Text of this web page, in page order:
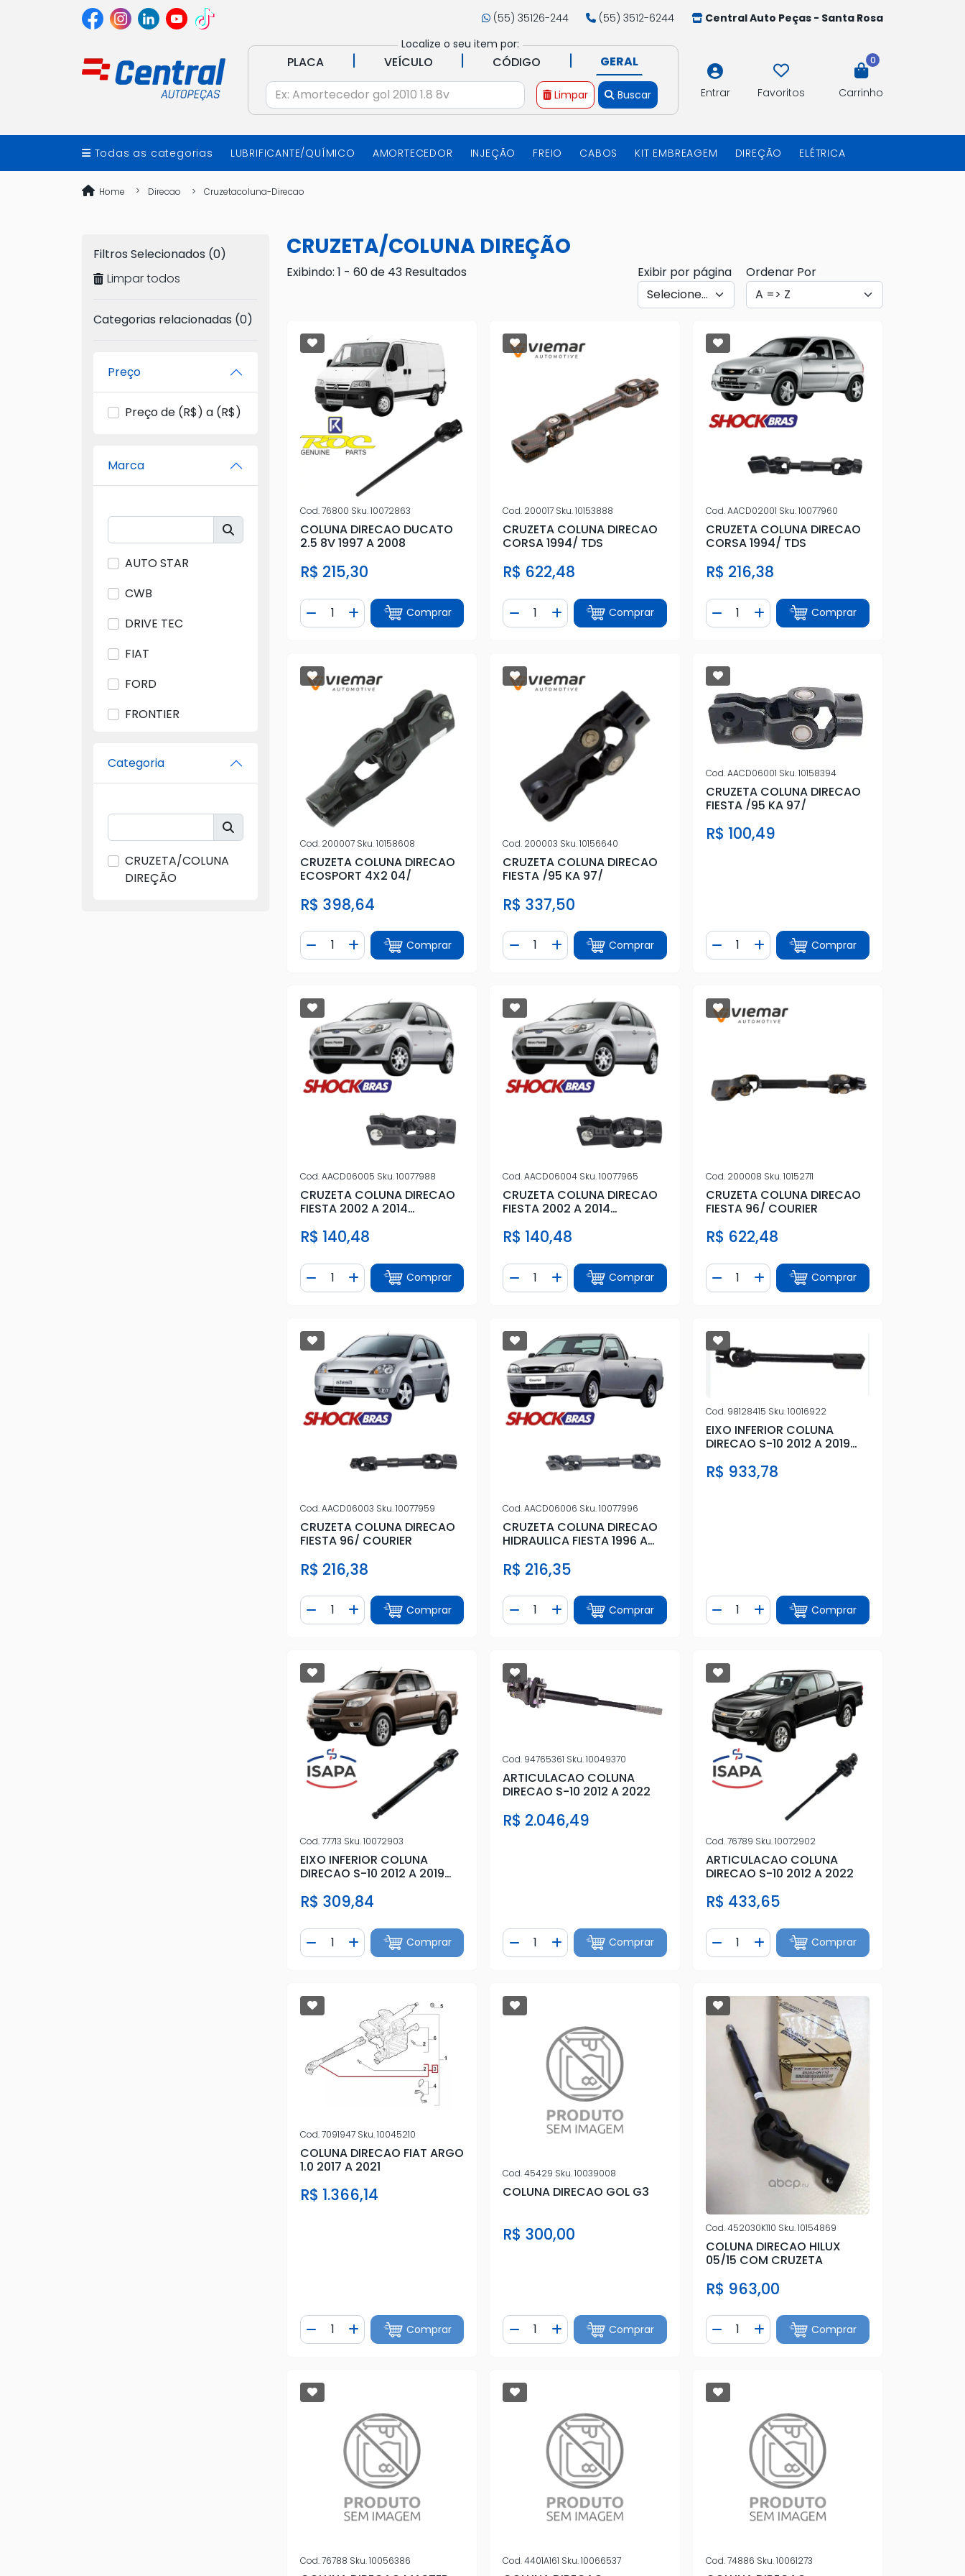
(55) 35126-244 (55) 3512-6244
Central Auto Peças - Santa Rosa
Localize o seu item por:
PLACA | VEÍCULO | CÓDIGO | GERAL
Limpar Buscar Entrar Favoritos
0
Carrinho
Todas as categorias LUBRIFICANTE/QUÍMICO AMORTECEDOR INJEÇÃO FREIO CABOS KIT EMBREAGEM DIREÇÃO ELÉTRICA
Home Direcao Cruzetacoluna-Direcao
Filtros Selecionados (0)
Limpar todos
Categorias relacionadas (0)
Preço
Preço de (R$) a (R$)
Marca
AUTO STAR
CWB
DRIVE TEC
FIAT
FORD
FRONTIER
IMPORTADO
SPM
Categoria
CRUZETA/COLUNA
DIREÇÃO
CRUZETA/COLUNA DIREÇÃO
Exibindo: 1 - 60 de 43 Resultados Exibir por página Ordenar Por
Cod.76800 Sku.10072863
COLUNA DIRECAO DUCATO
2.5 8V 1997 A 2008
R$ 215,30
Diminuir Quantidade
Quantidade
Adicionar Quantidade
Comprar
Cod. 200017 Sku.10153888
CRUZETA COLUNA DIRECAO
CORSA 1994/ TDS
R$ 622,48
Diminuir Quantidade
Quantidade
Adicionar Quantidade
Comprar
Cod.AACD02001 Sku.10077960
CRUZETA COLUNA DIRECAO
CORSA 1994/ TDS
R$ 216,38
Diminuir Quantidade
Quantidade
Adicionar Quantidade
Comprar
Cod. 200007 Sku.10158608
CRUZETA COLUNA DIRECAO
ECOSPORT 4X2 04/
R$ 398,64
Diminuir Quantidade
Quantidade
Adicionar Quantidade
Comprar
Cod. 200003 Sku.10156640
CRUZETA COLUNA DIRECAO
FIESTA /95 KA 97/
R$ 337,50
Diminuir Quantidade
Quantidade
Adicionar Quantidade
Comprar
Cod.AACD06001 Sku.10158394
CRUZETA COLUNA DIRECAO
FIESTA /95 KA 97/
R$ 100,49
Diminuir Quantidade
Quantidade
Adicionar Quantidade
Comprar
Cod.AACD06005 Sku.10077988
CRUZETA COLUNA DIRECAO
FIESTA 2002 A 2014
R$ 140,48
Diminuir Quantidade
Quantidade
Adicionar Quantidade
Comprar
Cod.AACD06004 Sku.10077965
CRUZETA COLUNA DIRECAO
FIESTA 2002 A 2014
R$ 140,48
Diminuir Quantidade
Quantidade
Adicionar Quantidade
Comprar
Cod.200008 Sku.10152711
CRUZETA COLUNA DIRECAO
FIESTA 96/ COURIER
R$ 622,48
Diminuir Quantidade
Quantidade
Adicionar Quantidade
Comprar
Cod.AACD06003 Sku.10077959
CRUZETA COLUNA DIRECAO
FIESTA 96/ COURIER
R$ 216,38
Diminuir Quantidade
Quantidade
Adicionar Quantidade
Comprar
Cod.AACD06006 Sku.10077996
CRUZETA COLUNA DIRECAO
HIDRAULICA FIESTA 1996 A
R$ 216,35
Diminuir Quantidade
Quantidade
Adicionar Quantidade
Comprar
Cod.98128415 Sku.10016922
EIXO INFERIOR COLUNA
DIRECAO S-10 2012 A 2019
R$ 933,78
Diminuir Quantidade
Quantidade
Adicionar Quantidade
Comprar
Cod.77713 Sku.10072903
EIXO INFERIOR COLUNA
DIRECAO S-10 2012 A 2019
R$ 309,84
Diminuir Quantidade
Quantidade
Adicionar Quantidade
Comprar
Cod. 94765361 Sku.10049370
ARTICULACAO COLUNA
DIRECAO S-10 2012 A 2022
R$ 2.046,49
Diminuir Quantidade
Quantidade
Adicionar Quantidade
Comprar
Cod.76789 Sku.10072902
ARTICULACAO COLUNA
DIRECAO S-10 2012 A 2022
R$ 433,65
Diminuir Quantidade
Quantidade
Adicionar Quantidade
Comprar
Cod.7091947 Sku.10045210
COLUNA DIRECAO FIAT ARGO
1.0 2017 A 2021
R$ 1.366,14
Diminuir Quantidade
Quantidade
Adicionar Quantidade
Comprar
Cod.45429 Sku.10039008
COLUNA DIRECAO GOL G3
R$ 300,00
Diminuir Quantidade
Quantidade
Adicionar Quantidade
Comprar
Cod.452030K110 Sku.10154869
COLUNA DIRECAO HILUX
05/15 COM CRUZETA
R$ 963,00
Diminuir Quantidade
Quantidade
Adicionar Quantidade
Comprar
Cod.76788 Sku.10056386 Cod.4401A161 Sku.10066537 Cod.74886 Sku.10061273